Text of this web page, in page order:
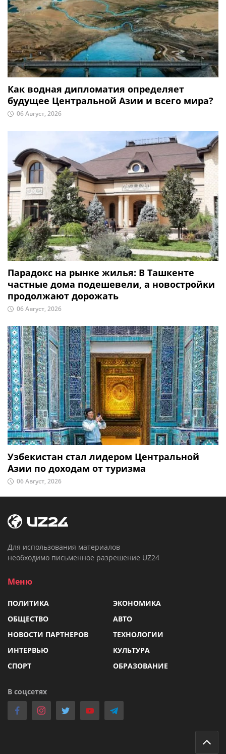
Как водная дипломатия определяет
будущее Центральной Азии и всего мира?
06 Август, 2026
Парадокс на рынке жилья: В Ташкенте
частные дома подешевели, а новостройки
продолжают дорожать
06 Август, 2026
Узбекистан стал лидером Центральной
Азии по доходам от туризма
06 Август, 2026
Для использования материалов
необходимо письменное разрешение UZ24
Меню
ПОЛИТИКА
ЭКОНОМИКА
ОБЩЕСТВО
АВТО
НОВОСТИ ПАРТНЕРОВ
ТЕХНОЛОГИИ
ИНТЕРВЬЮ
КУЛЬТУРА
СПОРТ
ОБРАЗОВАНИЕ
В соцсетях